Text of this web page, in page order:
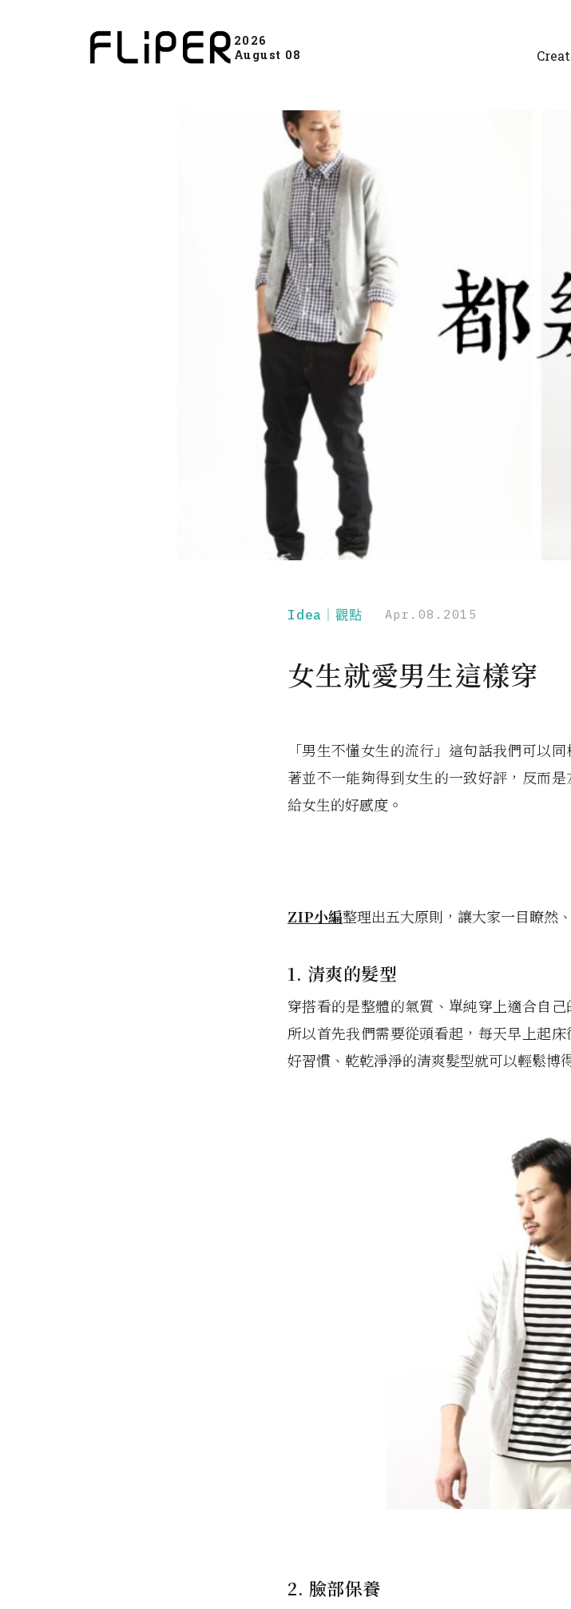
2026
August 08
Idea｜觀點 Apr.08.2015
女生就愛男生這樣穿
「男生不懂女生的流行」這句話我們可以
著並不一能夠得到女生的一致好評，反而
給女生的好感度。
ZIP小編整理出五大原則，讓大家一目瞭然
1. 清爽的髮型
穿搭看的是整體的氣質、單純穿上適合自
所以首先我們需要從頭看起，每天早上起
好習慣、乾乾淨淨的清爽髮型就可以輕鬆博
2. 臉部保養